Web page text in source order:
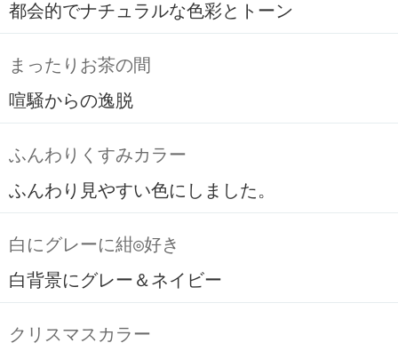
都会的でナチュラルな色彩とトーン
まったりお茶の間
喧騒からの逸脱
ふんわりくすみカラー
ふんわり見やすい色にしました。
白にグレーに紺◎好き
白背景にグレー＆ネイビー
クリスマスカラー